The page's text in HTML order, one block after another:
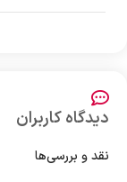
دیدگاه کاربران
نقد و بررسی‌ها